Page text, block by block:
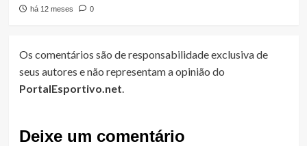
há 12 meses 0
Os comentários são de responsabilidade exclusiva de
seus autores e não representam a opinião do
PortalEsportivo.net
Deixe um comentário